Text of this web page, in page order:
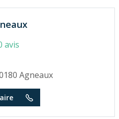
avis
Agneaux